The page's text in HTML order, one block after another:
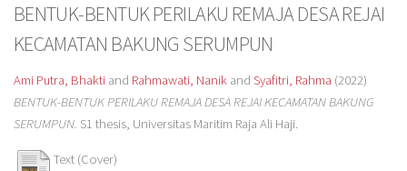
BENTUK-BENTUK PERILAKU REMAJA DESA REJAI
KECAMATAN BAKUNG SERUMPUN
Ami Putra, Bhaktiand Rahmawati, Nanikand Syafitri, Rahma (2022)
BENTUK-BENTUK PERILAKU REMAJA DESA REJAI KECAMATAN BAKUNG
SERUMPUN. S1 thesis, Universitas Maritim Raja Ali Haji.
Text (Cover)